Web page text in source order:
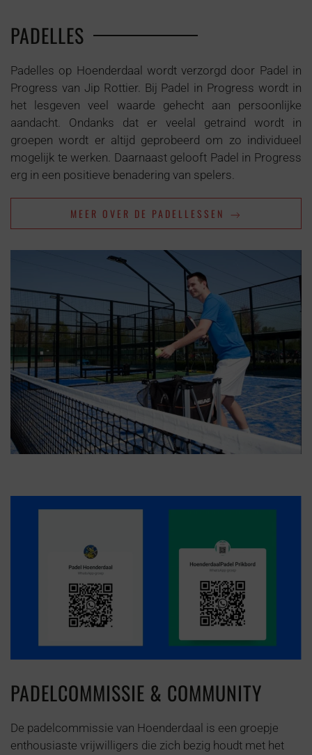
PADELLES
Padelles op Hoenderdaal wordt verzorgd door Padel in
Progress van Jip Rottier. Bij Padel in Progress wordt in
het lesgeven veel waarde gehecht aan persoonlijke
aandacht. Ondanks dat er veelal getraind wordt in
groepen wordt er altijd geprobeerd om zo individueel
mogelijk te werken. Daarnaast gelooft Padel in Progress
erg in een positieve benadering van spelers.
MEER OVER DE PADELLESSEN
PADELCOMMISSIE & COMMUNITY
De padelcommissie van Hoenderdaal is een groepje
enthousiaste vrijwilligers die zich bezig houdt met het